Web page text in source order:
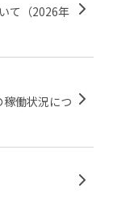
て（2026年
働状況につ